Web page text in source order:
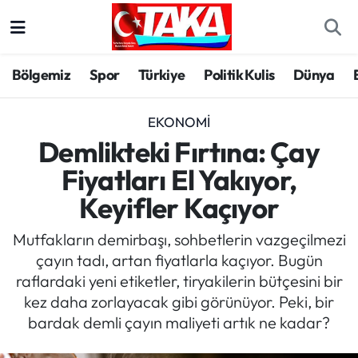
Bölgemiz Spor Türkiye Politik Kulis Dünya
EKONOMI
Demlikteki Fırtına: Çay
Fiyatları El Yakıyor,
Keyifler Kaçıyor
Mutfakların demirbaşı, sohbetlerin vazgeçilmezi
çayın tadı, artan fiyatlarla kaçıyor. Bugün
raflardaki yeni etiketler, tiryakilerin bütçesini bir
kez daha zorlayacak gibi görünüyor. Peki, bir
bardak demli çayın maliyeti artık ne kadar?
Spor
Türkiye
Kültür/Sanat
Politika
Politik Kulis
Dünya
Trabzon Hava Durumu
Trabzon Trafik Yoğunluk Haritası
Süper Lig Puan Durumu ve Fikstür
Tüm Manşetler
Son Dakika Haberleri
Haber Arşivi